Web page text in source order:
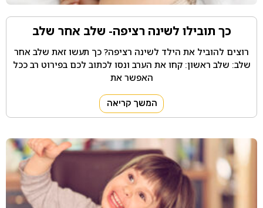
כך תובילו לשינה רציפה- שלב אחר שלב
רוצים להוביל את הילד לשינה רציפה? כך תעשו זאת שלב אחר
שלב: שלב ראשון: קחו את הערב ונסו לכתוב לכם בפירוט רב ככל
האפשר את
המשך קריאה